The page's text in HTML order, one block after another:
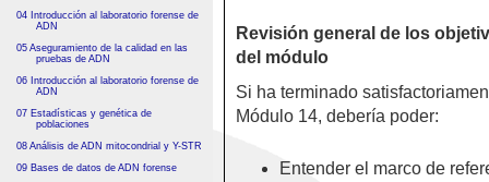
04 Introducción al laboratorio forense de
ADN
05 Aseguramiento de la calidad en las
pruebas de ADN
06 Introducción al laboratorio forense de
ADN
07 Estadísticas y genética de
poblaciones
08 Análisis de ADN mitocondrial y Y-STR
09 Bases de datos de ADN forense
Revisión general de los
del módulo
Si ha terminado
Módulo 14, debería poder:
Entender el marco de